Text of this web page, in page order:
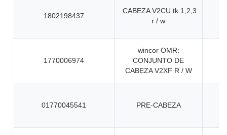
1802198437
CABEZA V2CU tk 1,2,3
r / w
1770006974
wincor OMR:
CONJUNTO DE
CABEZA V2XF R / W
01770045541 PRE-CABEZA